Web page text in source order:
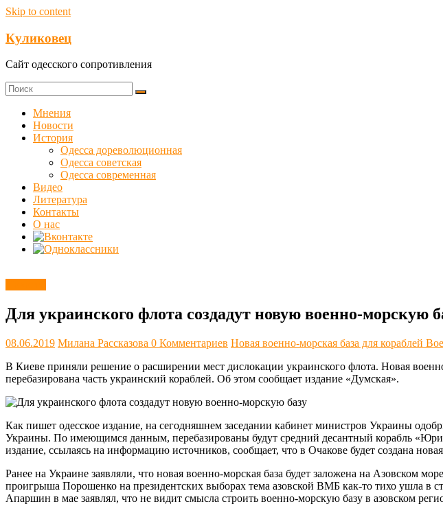
Skip to content
Куликовец
Сайт одесского сопротивления
Мнения
Новости
История
Одесса дореволюционная
Одесса советская
Одесса современная
Видео
Литература
Контакты
О нас
Для украинского флота создадут новую военно-морскую
08.06.2019 Милана Рассказова 0 Комментариев Новая военно-морская база для кораблей
В Киеве приняли решение о расширении мест дислокации украинского флота. Новая
перебазирована часть украинский кораблей. Об этом сообщает издание «Думская».
Как пишет одесское издание, на сегодняшнем заседании кабинет министров Украины
Украины. По имеющимся данным, перебазированы будут средний десантный корабль
издание, ссылаясь на информацию источников, сообщает, что в Очакове будет создана
Ранее на Украине заявляли, что новая военно-морская база будет заложена на Азовском
проигрыша Порошенко на президентских выборах тема азовской ВМБ как-то тихо ушла в
Апаршин в мае заявлял, что не видит смысла строить военно-морскую базу в азовском